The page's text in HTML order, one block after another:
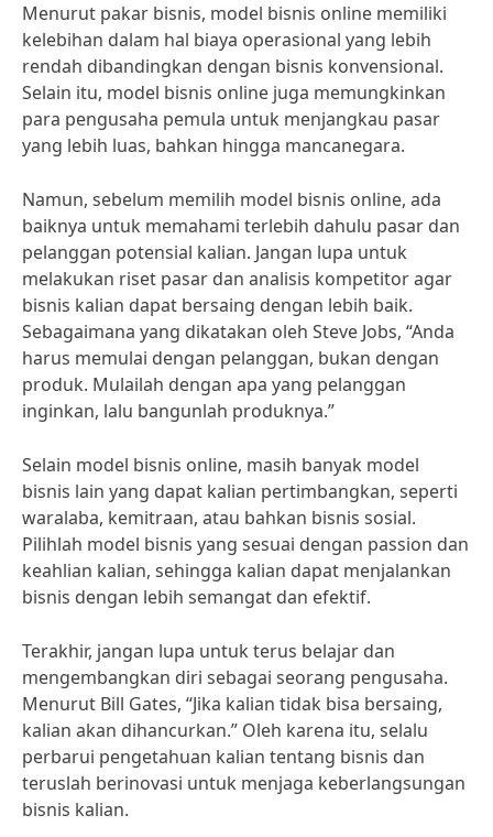
Menurut pakar bisnis, model bisnis online memiliki
kelebihan dalam hal biaya operasional yang lebih
rendah dibandingkan dengan bisnis konvensional.
Selain itu, model bisnis online juga memungkinkan
para pengusaha pemula untuk menjangkau pasar
yang lebih luas, bahkan hingga mancanegara.
Namun, sebelum memilih model bisnis online, ada
baiknya untuk memahami terlebih dahulu pasar dan
pelanggan potensial kalian. Jangan lupa untuk
melakukan riset pasar dan analisis kompetitor agar
bisnis kalian dapat bersaing dengan lebih baik.
Sebagaimana yang dikatakan oleh Steve Jobs, “Anda
harus memulai dengan pelanggan, bukan dengan
produk. Mulailah dengan apa yang pelanggan
inginkan, lalu bangunlah produknya.”
Selain model bisnis online, masih banyak model
bisnis lain yang dapat kalian pertimbangkan, seperti
waralaba, kemitraan, atau bahkan bisnis sosial.
Pilihlah model bisnis yang sesuai dengan passion dan
keahlian kalian, sehingga kalian dapat menjalankan
bisnis dengan lebih semangat dan efektif.
Terakhir, jangan lupa untuk terus belajar dan
mengembangkan diri sebagai seorang pengusaha.
Menurut Bill Gates, “Jika kalian tidak bisa bersaing,
kalian akan dihancurkan.” Oleh karena itu, selalu
perbarui pengetahuan kalian tentang bisnis dan
teruslah berinovasi untuk menjaga keberlangsungan
bisnis kalian.